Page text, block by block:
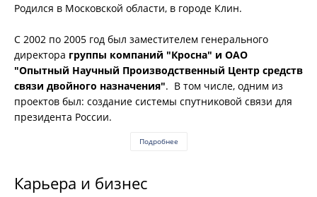
Родился в Московской области, в городе Клин.
С 2002 по 2005 год был заместителем генерального
директора группы компаний "Кросна" и ОАО
"Опытный Научный Производственный Центр средств
связи двойного назначения". В том числе, одним из
проектов был: создание системы спутниковой связи для
президента России.
Подробнее
Карьера и бизнес